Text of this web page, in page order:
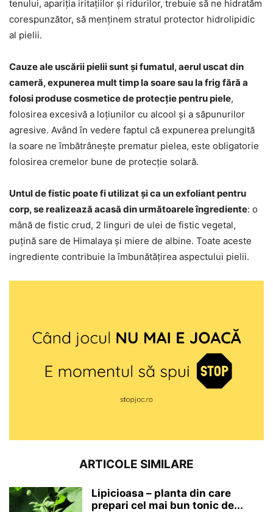
tenului, apariția iritațiilor și ridurilor, trebuie să ne hidratăm
corespunzător, să menținem stratul protector hidrolipidic
al pielii.
Cauze ale uscării pielii sunt și fumatul, aerul uscat din
cameră, expunerea mult timp la soare sau la frig fără a
folosi produse cosmetice de protecție pentru piele,
folosirea excesivă a loțiunilor cu alcool și a săpunurilor
agresive. Având în vedere faptul că expunerea prelungită
la soare ne îmbătrânește prematur pielea, este obligatorie
folosirea cremelor bune de protecție solară.
Untul de fistic poate fi utilizat și ca un exfoliant pentru
corp, se realizează acasă din următoarele îngrediente: o
mână de fistic crud, 2 linguri de ulei de fistic vegetal,
puțină sare de Himalaya și miere de albine. Toate aceste
ingrediente contribuie la îmbunătățirea aspectului pielii.
ARTICOLE SIMILARE
Lipicioasa – planta din care
prepari cel mai bun tonic de...